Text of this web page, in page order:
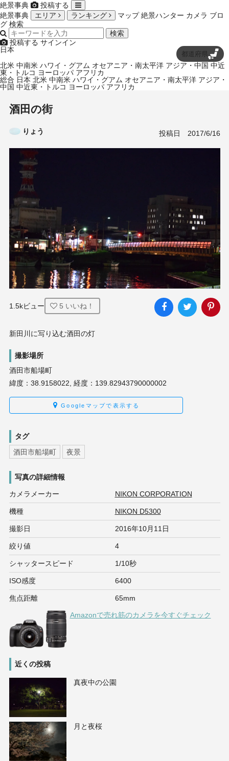
絶景事典
投稿する
絶景事典
エリア ランキング マップ 絶景ハンター カメラ ブロ
グ 検索
検索
投稿する サインイン
日本
都道府県
北米 中南米 ハワイ・グアム オセアニア・南太平洋 アジア・中国 中近
東・トルコ ヨーロッパ アフリカ
総合 日本 北米 中南米 ハワイ・グアム オセアニア・南太平洋 アジア・
中国 中近東・トルコ ヨーロッパ アフリカ
酒田の街
りょう 投稿日 2017/6/16
1.5kビュー 5 いいね！
新田川に写り込む酒田の灯
撮影場所
酒田市船場町
緯度：38.9158022, 経度：139.82943790000002
Googleマップで表示する
タグ
酒田市船場町
夜景
写真の詳細情報
カメラメーカー NIKON CORPORATION
機種 NIKON D5300
撮影日 2016年10月11日
絞り値 4
シャッタースピード 1/10秒
ISO感度 6400
焦点距離 65mm
Amazonで売れ筋のカメラを今すぐチェック
近くの投稿
真夜中の公園
月と夜桜